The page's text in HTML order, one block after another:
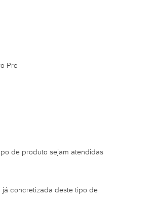
Pro
de produto sejam atendidas
concretizada deste tipo de